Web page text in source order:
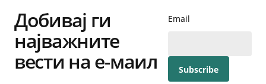
Добивај ги
најважните
вести на е-маил
Email